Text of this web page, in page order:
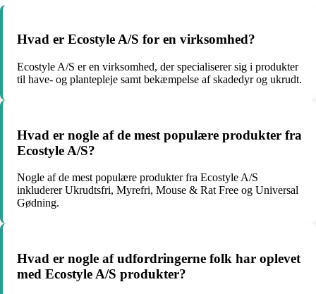
Hvad er Ecostyle A/S for en virksomhed?
Ecostyle A/S er en virksomhed, der specialiserer sig i produkter
til have- og plantepleje samt bekæmpelse af skadedyr og ukrudt.
Hvad er nogle af de mest populære produkter fra
Ecostyle A/S?
Nogle af de mest populære produkter fra Ecostyle A/S
inkluderer Ukrudtsfri, Myrefri, Mouse & Rat Free og Universal
Gødning.
Hvad er nogle af udfordringerne folk har oplevet
med Ecostyle A/S produkter?